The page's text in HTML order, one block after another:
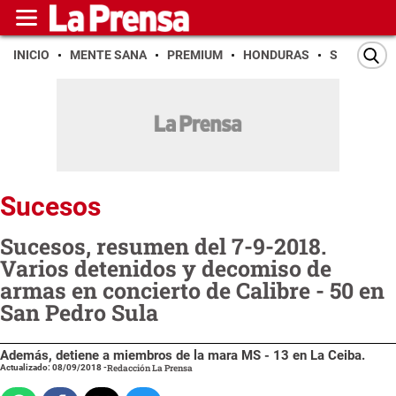
INICIO MENTE SANA PREMIUM HONDURAS SAN PEDRO
Sucesos
Sucesos, resumen del 7-9-2018.
Varios detenidos y decomiso de
armas en concierto de Calibre - 50 en
San Pedro Sula
Además, detiene a miembros de la mara MS - 13 en La Ceiba.
Actualizado: 08/09/2018-Redacción La Prensa